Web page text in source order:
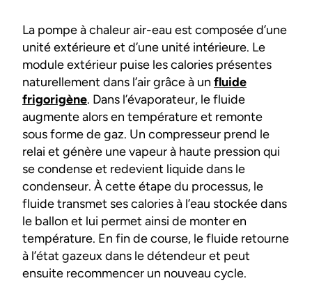
La pompe à chaleur air-eau est composée d’une
unité extérieure et d’une unité intérieure. Le
module extérieur puise les calories présentes
naturellement dans l’air grâce à un fluide
frigorigène. Dans l’évaporateur, le fluide
augmente alors en température et remonte
sous forme de gaz. Un compresseur prend le
relai et génère une vapeur à haute pression qui
se condense et redevient liquide dans le
condenseur. À cette étape du processus, le
fluide transmet ses calories à l’eau stockée dans
le ballon et lui permet ainsi de monter en
température. En fin de course, le fluide retourne
à l’état gazeux dans le détendeur et peut
ensuite recommencer un nouveau cycle.